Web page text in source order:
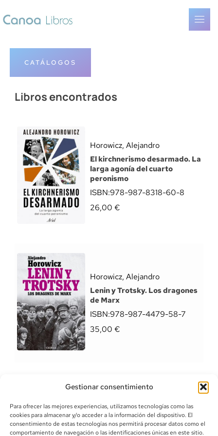
Gestionar consentimiento
Para ofrecer las mejores experiencias, utilizamos tecnologías como las
cookies para almacenar y/o acceder a la información del dispositivo. El
consentimiento de estas tecnologías nos permitirá procesar datos como el
comportamiento de navegación o las identificaciones únicas en este sitio.
CATÁLOGOS
Libros encontrados
Horowicz, Alejandro
El kirchnerismo desarmado. La
larga agonía del cuarto
peronismo
ISBN:978-987-8318-60-8
26,00 €
Horowicz, Alejandro
Lenin y Trotsky. Los dragones
de Marx
ISBN:978-987-4479-58-7
35,00 €